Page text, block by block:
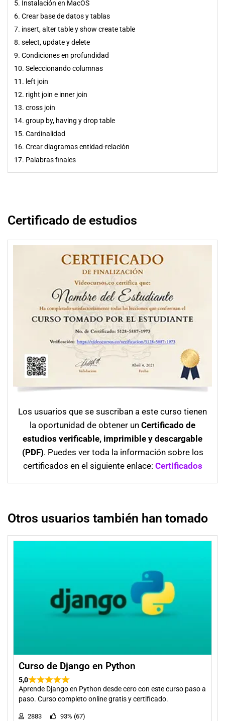
5. Instalación en MacOS
6. Crear base de datos y tablas
7. insert, alter table y show create table
8. select, update y delete
9. Condiciones en profundidad
10. Seleccionando columnas
11. left join
12. right join e inner join
13. cross join
14. group by, having y drop table
15. Cardinalidad
16. Crear diagramas entidad-relación
17. Palabras finales
Certificado de estudios
Los usuarios que se suscriban a este curso tienen
la oportunidad de obtener un Certificado de
estudios verificable, imprimible y descargable
(PDF). Puedes ver toda la información sobre los
certificados en el siguiente enlace: Certificados
Otros usuarios también han tomado
Curso de Django en Python
5,0
Aprende Django en Python desde cero con este curso paso a
paso. Curso completo online gratis y certificado.
2883
93% (67)